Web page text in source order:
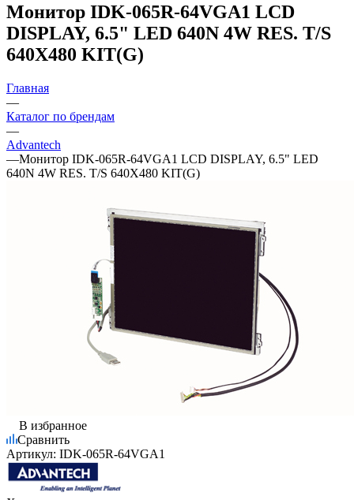
Монитор IDK-065R-64VGA1 LCD
DISPLAY, 6.5" LED 640N 4W RES. T/S
640X480 KIT(G)
Главная
—
Каталог по брендам
—
Advantech
—Монитор IDK-065R-64VGA1 LCD DISPLAY, 6.5" LED
640N 4W RES. T/S 640X480 KIT(G)
В избранное
Сравнить
Артикул: IDK-065R-64VGA1